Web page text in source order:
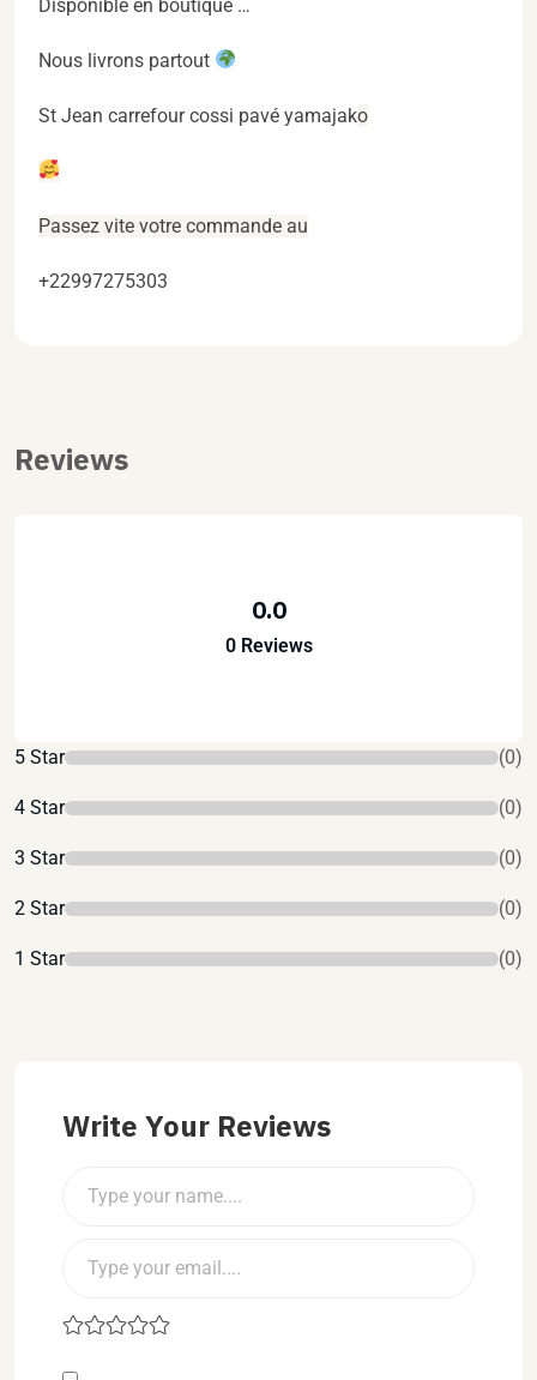
Disponible en boutique …
Nous livrons partout
St Jean carrefour cossi pavé yamajako
Passez vite votre commande au
+22997275303
Reviews
0.0
0 Reviews
5 Star (0)
4 Star (0)
3 Star (0)
2 Star (0)
1 Star (0)
Write Your Reviews